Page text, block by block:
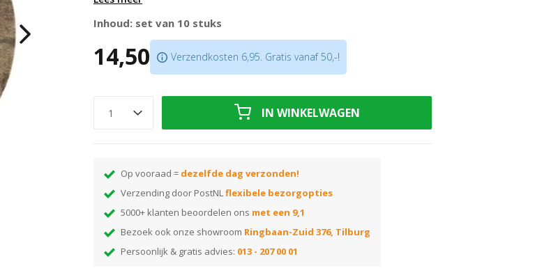
Zelfklevend
Bestaat uit 2 delen; u hoeft geen buizen te demonteren
Verkrijgbaar in meer dan
prijs is per 10 stuks!
Inhoud: set van 10 stuks
14,50 Verzendkosten 6,95. Gratis vanaf 50,-!
IN WINKELWAGEN
Op vooraad = dezelfde dag verzonden!
Verzending door PostNLflexibele bezorgopties
5000+ klanten beoordelen ons met een 9,1
Bezoek ook onze showroom Ringbaan-Zuid 376, Tilburg
Persoonlijk & gratis advies: 013 - 207 00 01